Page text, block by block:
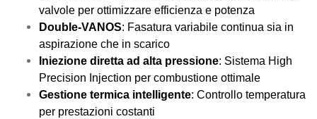
valvole per ottimizzare efficienza e potenza
Double-VANOS: Fasatura variabile continua sia in
aspirazione che in scarico
Iniezione diretta ad alta pressione: Sistema High
Precision Injection per combustione ottimale
Gestione termica intelligente: Controllo temperatura
per prestazioni costanti